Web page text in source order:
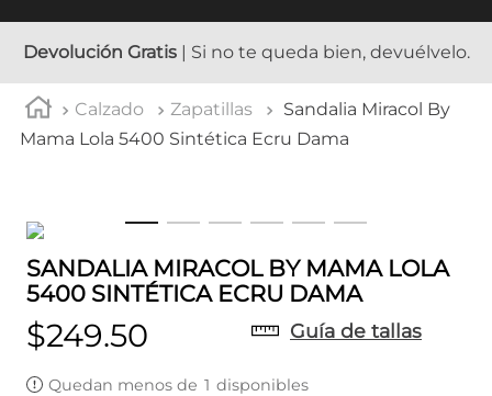
Devolución Gratis| Si no te queda bien, devuélvelo.
Calzado Zapatillas
Sandalia Miracol By
Mama Lola 5400 Sintética Ecru Dama
SANDALIA MIRACOL BY MAMA LOLA
5400 SINTÉTICA ECRU DAMA
$249.50 Guía de tallas
Quedan menos de 1 disponibles
tenis hombre
5. tenis